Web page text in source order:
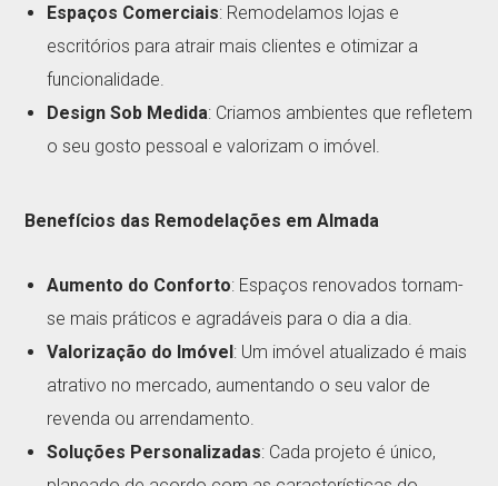
Espaços Comerciais: Remodelamos lojas e
escritórios para atrair mais clientes e otimizar a
funcionalidade.
Design Sob Medida: Criamos ambientes que refletem
o seu gosto pessoal e valorizam o imóvel.
Benefícios das Remodelações em Almada
Aumento do Conforto: Espaços renovados tornam-
se mais práticos e agradáveis para o dia a dia.
Valorização do Imóvel : Um imóvel atualizado é mais
atrativo no mercado, aumentando o seu valor de
revenda ou arrendamento.
Soluções Personalizadas: Cada projeto é único,